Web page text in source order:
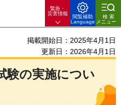
緊急・
災害情報
閲覧補助
Language
検索
メニュー
掲載開始日：2025年4月1日
更新日：2026年4月1日
験の実施につい